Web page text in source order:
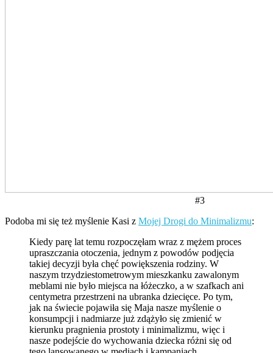
#3
Podoba mi się też myślenie Kasi z Mojej Drogi do Minimalizmu:
Kiedy parę lat temu rozpoczęłam wraz z mężem proces
upraszczania otoczenia, jednym z powodów podjęcia
takiej decyzji była chęć powiększenia rodziny. W
naszym trzydziestometrowym mieszkanku zawalonym
meblami nie było miejsca na łóżeczko, a w szafkach ani
centymetra przestrzeni na ubranka dziecięce. Po tym,
jak na świecie pojawiła się Maja nasze myślenie o
konsumpcji i nadmiarze już zdążyło się zmienić w
kierunku pragnienia prostoty i minimalizmu, więc i
nasze podejście do wychowania dziecka różni się od